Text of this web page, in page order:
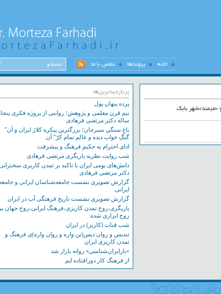
خانه پیوندها تماس با ما
بابک
پربازدیدترین‌ها
پرده پنهان پول
نیم قرن معلمی و پژوهش؛ روایتی از پروژه فکری پنجاه
ساله دکتر مرتضی فرهادی
باغ سنگي سيرجان؛ بزرگترين پيکره کلاژ ايران و آن”
گنگِ خواب ديده و عالم تمام کرّ” آن
ادای احترام به حکیمِ فرهنگ و پیشرفت
شب روایت نظریه یاریگری مرتضی فرهادی
دانش‌های بومی ایران با تاکید بر تمدن کاریزی سخنرانی
دکتر مرتضی فرهادی
گزارش تصویری نشست‌ جامعه‌شناسان ایرانی و جامعه
ایرانی.
گزارش تصویری نشست تاریخ فرهنگی آب در ایران
یاریگری،روح تمدن کاریزی،فرهنگ ایرانی،روح جهان بی
روح ابزاری شده
شب قنات (کاریز) در ایران
تندیس و روان دیس(تن واره و روان واره)ی فرهنگ و
تمدن کاریزی ایران
«بازایران‌شناسی» روانه بازار شد
از فرهنگ کار دورافتاده ایم